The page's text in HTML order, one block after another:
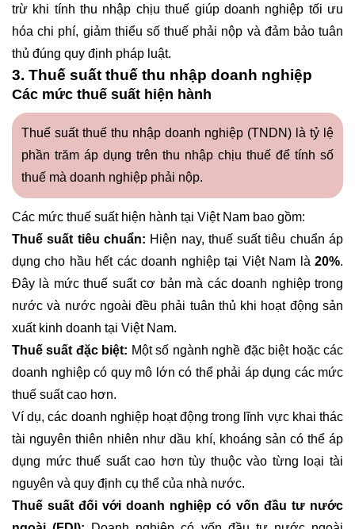
trừ khi tính thu nhập chịu thuế giúp doanh nghiệp tối ưu
hóa chi phí, giảm thiểu số thuế phải nộp và đảm bảo tuân
thủ đúng quy định pháp luật.
3. Thuế suất thuế thu nhập doanh nghiệp
Các mức thuế suất hiện hành
Thuế suất thuế thu nhập doanh nghiệp (TNDN) là tỷ lệ
phần trăm áp dụng trên thu nhập chịu thuế để tính số
thuế mà doanh nghiệp phải nộp.
Các mức thuế suất hiện hành tại Việt Nam bao gồm:
Thuế suất tiêu chuẩn: Hiện nay, thuế suất tiêu chuẩn áp
dụng cho hầu hết các doanh nghiệp tại Việt Nam là 20%.
Đây là mức thuế suất cơ bản mà các doanh nghiệp trong
nước và nước ngoài đều phải tuân thủ khi hoạt động sản
xuất kinh doanh tại Việt Nam.
Thuế suất đặc biệt: Một số ngành nghề đặc biệt hoặc các
doanh nghiệp có quy mô lớn có thể phải áp dụng các mức
thuế suất cao hơn.
Ví dụ, các doanh nghiệp hoạt động trong lĩnh vực khai thác
tài nguyên thiên nhiên như dầu khí, khoáng sản có thể áp
dụng mức thuế suất cao hơn tùy thuộc vào từng loại tài
nguyên và quy định cụ thể của nhà nước.
Thuế suất đối với doanh nghiệp có vốn đầu tư nước